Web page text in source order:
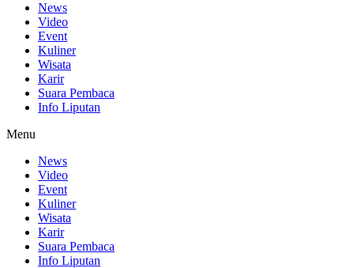
News
Video
Event
Kuliner
Wisata
Karir
Suara Pembaca
Info Liputan
Menu
News
Video
Event
Kuliner
Wisata
Karir
Suara Pembaca
Info Liputan